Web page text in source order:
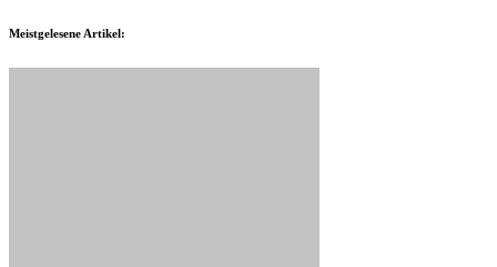
Meistgelesene Artikel: